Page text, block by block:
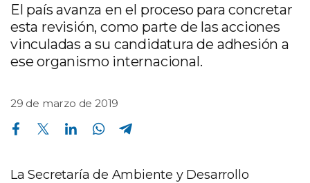
El país avanza en el proceso para concretar
esta revisión, como parte de las acciones
vinculadas a su candidatura de adhesión a
ese organismo internacional.
29 de marzo de 2019
Compartir en Facebook Compartir en Twitter Compartir en Linkedin Compartir en Whatsapp
La Secretaría de Ambiente y Desarrollo